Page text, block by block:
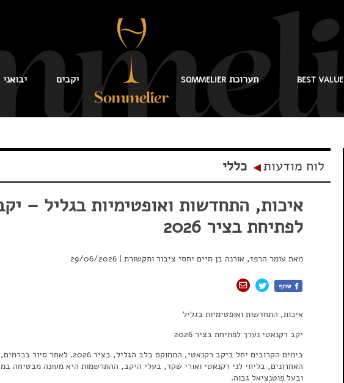
BEST VALUE תערוכתSOMMELIER יקבים יבואני
לוח מודעות◂ כללי
איכות, התחדשות ואופטימיות בגליל –
לפתיחת בציר 2026
מאת עומר הרפז, אורנה בן חיים יחסי ציבור ותקשורת |
29/06/2026
איכות, התחדשות ואופטימיות בגליל
יקב רקנאטי נערך לפתיחת בציר 2026
בימים הקרובים יחל ביקב רקנאטי,
האחרונים, בליווי לני רקנאטי ואורי שקד, בעלי היקב, ההתרשמות היא מעונה מבטיחה
ובעל פוטנציאל גבוה.